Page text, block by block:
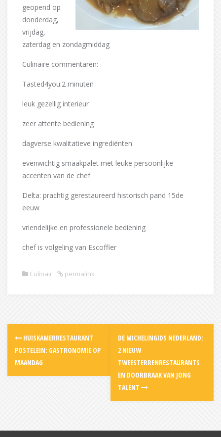
geopend op
donderdag,
vrijdag,
zaterdag en zondagmiddag
Culinaire commentaren:
Tasted4you:2 minuten
leuk gezellig interieur
zeer attente bediening
dagverse kwalitatieve ingrediënten
evenwichtig smaakpalet met leuke persoonlijke
accenten van de chef
Delta: prachtig gerestaureerd historisch pand 15de
eeuw
vriendelijke en professionele bediening
chef is volgeling van Escoffier
Culinair permalink
Post
navigation
HUISKAMERRESTAURANT
POSTELEIN: GASTRONOMIE OP
MAANDAG
DE MICHELINGIDS NEDERLAND:
2 NIEUW
TWEESTERRENRESTAURANTS
EN DOORBRAAK VAN JONG
TALENT